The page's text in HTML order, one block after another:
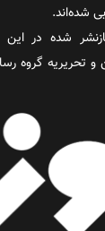
شده‌اند.
شده در این
تحریریه گروه